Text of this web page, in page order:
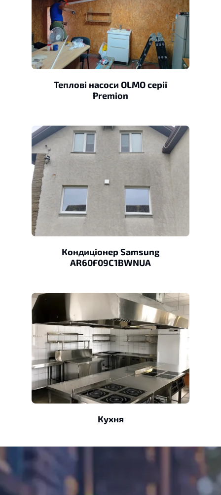
Теплові насоси OLMO серії
Premion
Кондиціонер Samsung
AR60F09C1BWNUA
Кухня